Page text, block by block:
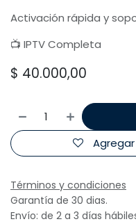
Activación rápida y
📺 IPTV Completa
$ 40.000,00
Términos y condiciones
Garantía de 30 dias.
Envío: de 2 a 3 días